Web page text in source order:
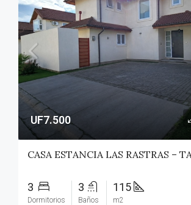
UF7.500
CASA ESTANCIA LAS RASTRAS –
3
Dormitorios
3
Baños
115
m2